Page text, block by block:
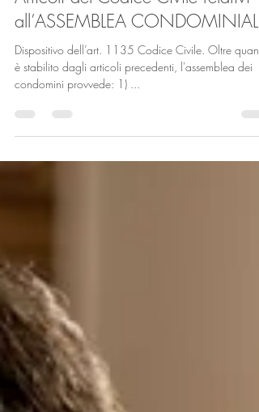
15 apr 2022 Tempo di lettura: 12 min
all’ASSEMBLEA CONDOMINIALE
Dispositivo dell’art. 1135 Codice Civile. Oltre
è stabilito dagli articoli precedenti, l'assemblea dei